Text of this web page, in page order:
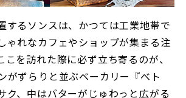
するソンスは、かつては工業地帯で
ゃれなカフェやショップが集まる注
こを訪れた際に必ず立ち寄るのが、
がずらりと並ぶベーカリー『べト
ク、中はバターがじゅわっと広がる